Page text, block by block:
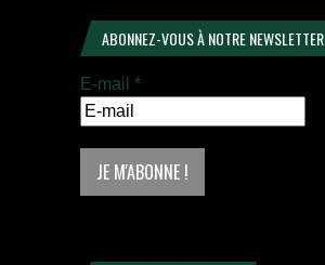
ABONNEZ-VOUS À NOTRE NEWSLETTER
E-mail *